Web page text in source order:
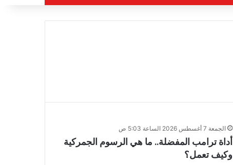
الجمعة 7 أغسطس 2026 الساعة 5:03 ص
أداة ترامب المفضلة.. ما هي الرسوم الجمركية
وكيف تعمل؟